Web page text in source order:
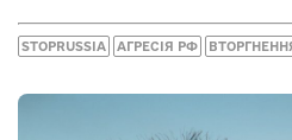
STOPRUSSIA АГРЕСІЯ РФ